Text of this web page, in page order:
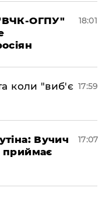
ОГПУ"
18:01
коли "виб'є 17:59
Вучич
приймає
17:07